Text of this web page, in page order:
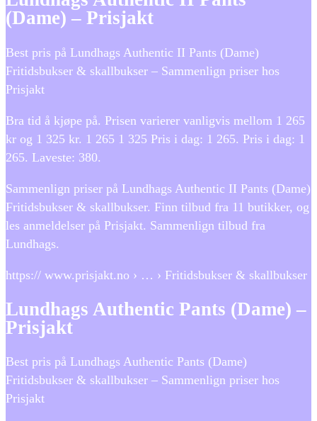
(Dame) – Prisjakt
Best pris på Lundhags Authentic II Pants (Dame)
Fritidsbukser & skallbukser – Sammenlign priser hos
Prisjakt
Bra tid å kjøpe på. Prisen varierer vanligvis mellom 1 265
kr og 1 325 kr. 1 265 1 325 Pris i dag: 1 265. Pris i dag: 1
265. Laveste: 380.
Sammenlign priser på Lundhags Authentic II Pants (Dame)
Fritidsbukser & skallbukser. Finn tilbud fra 11 butikker, og
les anmeldelser på Prisjakt. Sammenlign tilbud fra
Lundhags.
https:// www.prisjakt.no › … › Fritidsbukser & skallbukser
Lundhags Authentic Pants (Dame) –
Prisjakt
Best pris på Lundhags Authentic Pants (Dame)
Fritidsbukser & skallbukser – Sammenlign priser hos
Prisjakt